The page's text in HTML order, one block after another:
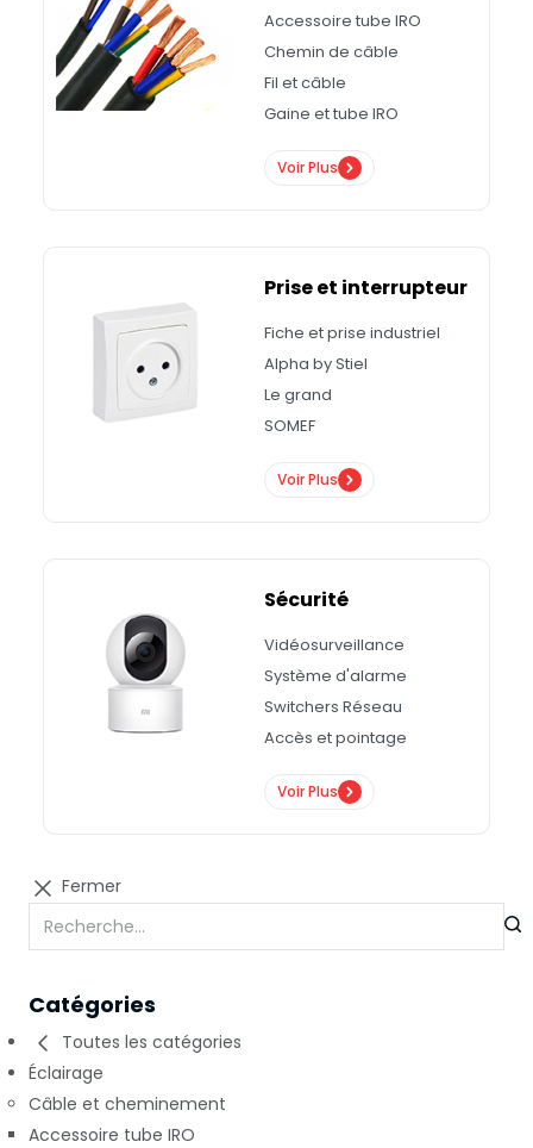
Accessoire tube IRO
Chemin de câble
Fil et câble
Gaine et tube IRO
Voir Plus
Prise et interrupteur
Fiche et prise industriel
Alpha by Stiel
Le grand
SOMEF
Voir Plus
Sécurité
Vidéosurveillance
Système d'alarme
Switchers Réseau
Accès et pointage
Voir Plus
Fermer
Catégories
Toutes les catégories
Éclairage
Câble et cheminement
Accessoire tube IRO